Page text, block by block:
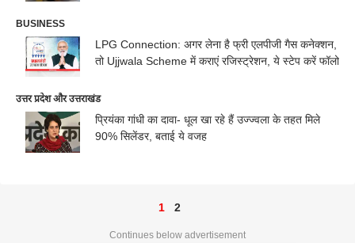
BUSINESS
LPG Connection: अगर लेना है फ्री एलपीजी गैस कनेक्शन,
तो Ujjwala Scheme में कराएं रजिस्ट्रेशन, ये स्टेप करें फॉलो
उत्तर प्रदेश और उत्तराखंड
प्रियंका गांधी का दावा- धूल खा रहे हैं उज्ज्वला के तहत मिले
90% सिलेंडर, बताई ये वजह
1 2
Continues below advertisement